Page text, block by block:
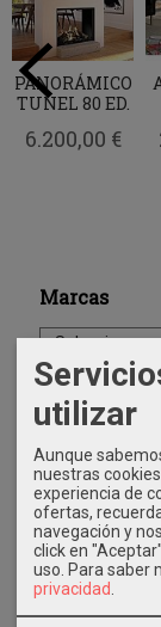
Marcas
Costes de
GRATIS
Tu Carrito (0)
PANORÁMICO
TUNEL 80 ED.
6.200,00 €
utilizar
Aunque
nuestras
experiencia de
ofertas,
navegación y
click en
uso. Para saber
privacidad